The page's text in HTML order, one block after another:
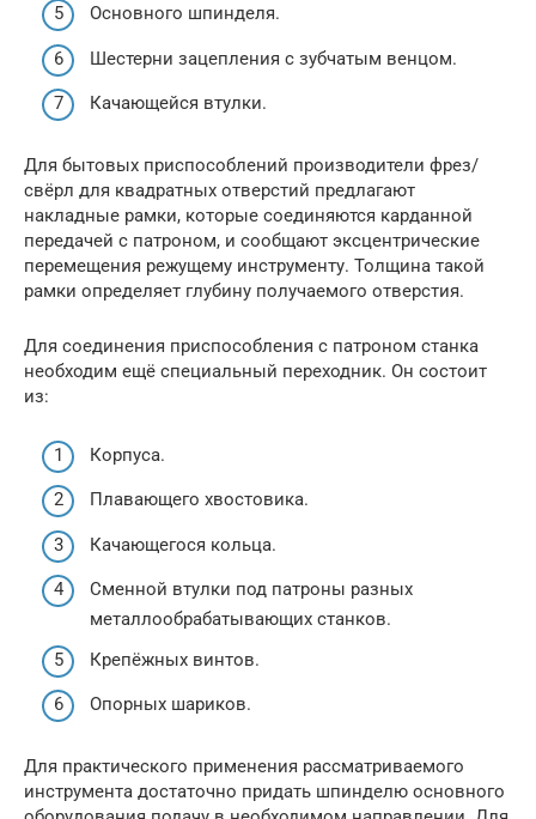
Основного шпинделя.
Шестерни зацепления с зубчатым венцом.
Качающейся втулки.
Для бытовых приспособлений производители фрез/
свёрл для квадратных отверстий предлагают
накладные рамки, которые соединяются карданной
передачей с патроном, и сообщают эксцентрические
перемещения режущему инструменту. Толщина такой
рамки определяет глубину получаемого отверстия.
Для соединения приспособления с патроном станка
необходим ещё специальный переходник. Он состоит
из:
Корпуса.
Плавающего хвостовика.
Качающегося кольца.
Сменной втулки под патроны разных
металлообрабатывающих станков.
Крепёжных винтов.
Опорных шариков.
Для практического применения рассматриваемого
инструмента достаточно придать шпинделю основного